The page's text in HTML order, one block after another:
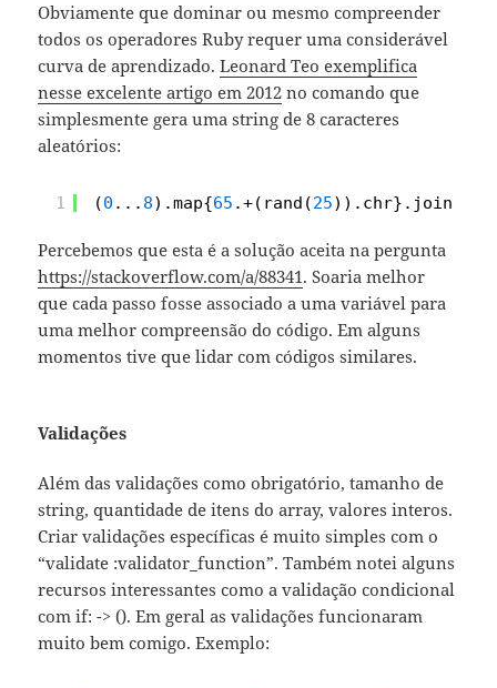
Obviamente que dominar ou mesmo compreender
todos os operadores Ruby requer uma considerável
curva de aprendizado.Leonard Teo exemplifica
nesse excelente artigo em 2012 no comando que
simplesmente gera uma string de 8 caracteres
aleatórios:
1 (0 ... 8).map{65 .+(rand(25)).chr}.join
Percebemos que esta é a solução aceita na pergunta
https://stackoverflow.com/a/88341. Soaria melhor
que cada passo fosse associado a uma variável para
uma melhor compreensão do código. Em alguns
momentos tive que lidar com códigos similares.
Validações
Além das validações como obrigatório, tamanho de
string, quantidade de itens do array, valores interos.
Criar validações específicas é muito simples com o
“validate :validator_function”. Também notei alguns
recursos interessantes como a validação condicional
com if: -> (). Em geral as validações funcionaram
muito bem comigo. Exemplo: